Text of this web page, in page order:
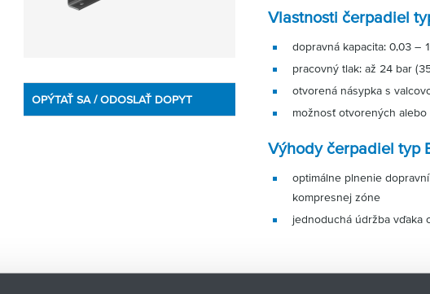
OPÝTAŤ SA / ODOSLAŤ DOPYT
Vlastnosti čerpadiel
dopravná kapacita: 0,03 –
pracovný tlak: až 24 bar
otvorená násypka s
možnosť otvorených
Výhody čerpadiel typ
optimálne plnenie
kompresnej zóne
jednoduchá údržba vďaka